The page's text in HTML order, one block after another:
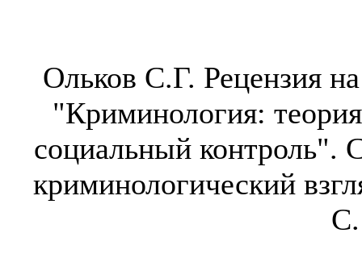
Ольков С.Г. Рецензия
"Криминология:
социальный контроль".
криминологический